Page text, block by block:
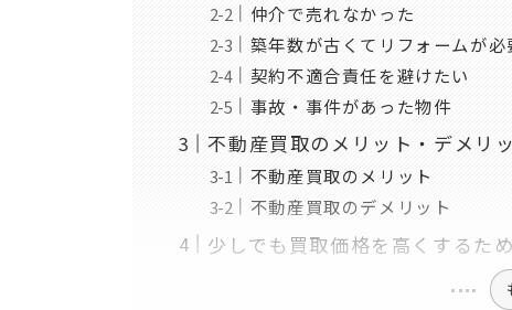
仲介で売れなかった
築年数が古くてリフォームが必
契約不適合責任を避けたい
事故・事件があった物件
不動産買取のメリット・デメリ
不動産買取のメリット
不動産買取のデメリット
少しでも買取価格を高くするた